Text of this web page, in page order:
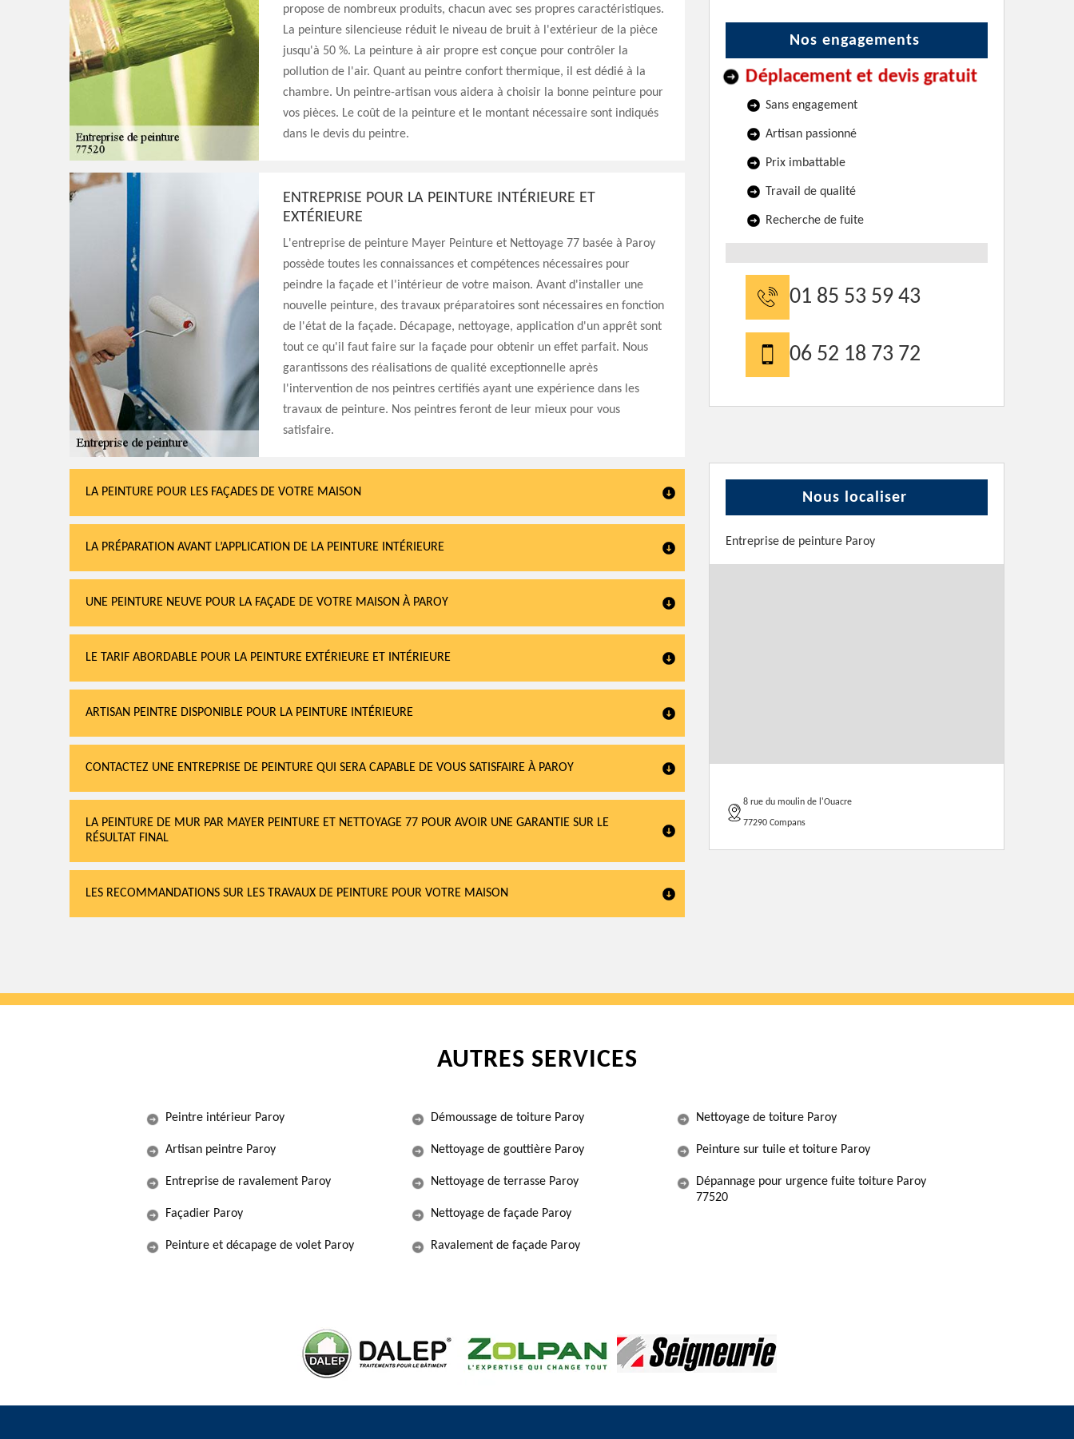
propose de nombreux produits, chacun avec ses propres caractéristiques.
La peinture silencieuse réduit le niveau de bruit à l'extérieur de la pièce
jusqu'à 50 %. La peinture à air propre est conçue pour contrôler la
pollution de l'air. Quant au peintre confort thermique, il est dédié à la
chambre. Un peintre-artisan vous aidera à choisir la bonne peinture pour
vos pièces. Le coût de la peinture et le montant nécessaire sont indiqués
dans le devis du peintre.
ENTREPRISE POUR LA PEINTURE INTÉRIEURE ET
EXTÉRIEURE
L'entreprise de peinture Mayer Peinture et Nettoyage 77 basée à Paroy
possède toutes les connaissances et compétences nécessaires pour
peindre la façade et l'intérieur de votre maison. Avant d'installer une
nouvelle peinture, des travaux préparatoires sont nécessaires en fonction
de l'état de la façade. Décapage, nettoyage, application d'un apprêt sont
tout ce qu'il faut faire sur la façade pour obtenir un effet parfait. Nous
garantissons des réalisations de qualité exceptionnelle après
l'intervention de nos peintres certifiés ayant une expérience dans les
travaux de peinture. Nos peintres feront de leur mieux pour vous
satisfaire.
LA PEINTURE POUR LES FAÇADES DE VOTRE MAISON
LA PRÉPARATION AVANT L’APPLICATION DE LA PEINTURE INTÉRIEURE
UNE PEINTURE NEUVE POUR LA FAÇADE DE VOTRE MAISON À PAROY
LE TARIF ABORDABLE POUR LA PEINTURE EXTÉRIEURE ET INTÉRIEURE
ARTISAN PEINTRE DISPONIBLE POUR LA PEINTURE INTÉRIEURE
CONTACTEZ UNE ENTREPRISE DE PEINTURE QUI SERA CAPABLE DE VOUS SATISFAIRE À PAROY
LA PEINTURE DE MUR PAR MAYER PEINTURE ET NETTOYAGE 77 POUR AVOIR UNE GARANTIE SUR LE
RÉSULTAT FINAL
LES RECOMMANDATIONS SUR LES TRAVAUX DE PEINTURE POUR VOTRE MAISON
Nos engagements
Déplacement et devis gratuit
Sans engagement
Artisan passionné
Prix imbattable
Travail de qualité
Recherche de fuite
01 85 53 59 43
06 52 18 73 72
Nous localiser
Entreprise de peinture Paroy
8 rue du moulin de l'Ouacre
77290 Compans
AUTRES SERVICES
Peintre intérieur Paroy
Artisan peintre Paroy
Entreprise de ravalement Paroy
Façadier Paroy
Peinture et décapage de volet Paroy
Démoussage de toiture Paroy
Nettoyage de gouttière Paroy
Nettoyage de terrasse Paroy
Nettoyage de façade Paroy
Ravalement de façade Paroy
Nettoyage de toiture Paroy
Peinture sur tuile et toiture Paroy
Dépannage pour urgence fuite toiture Paroy
77520